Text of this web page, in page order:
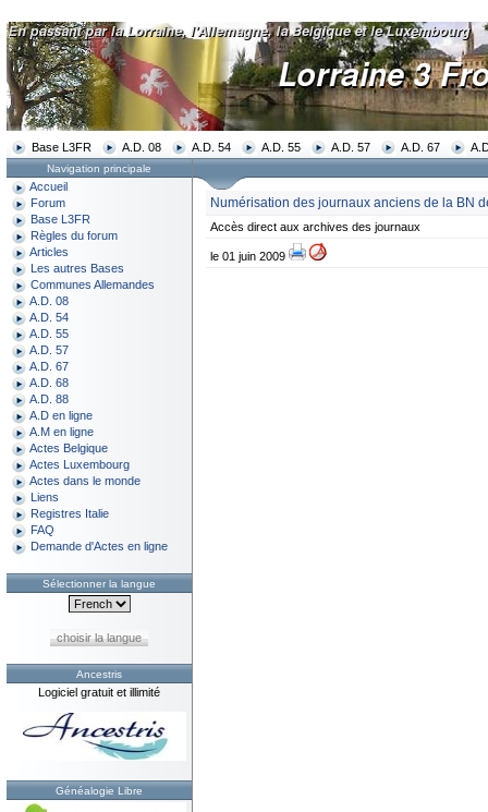
Base L3FR A.D. 08 A.D. 54 A.D. 55 A.D. 57 A.D. 67
Navigation principale
Accueil
Forum
Base L3FR
Règles du forum
Articles
Les autres Bases
Communes Allemandes
A.D. 08
A.D. 54
A.D. 55
A.D. 57
A.D. 67
A.D. 68
A.D. 88
A.D en ligne
A.M en ligne
Actes Belgique
Actes Luxembourg
Actes dans le monde
Liens
Registres Italie
FAQ
Demande d'Actes en ligne
Sélectionner la langue
choisir la langue
Ancestris
Logiciel gratuit et illimité
Généalogie Libre
Numérisation des journaux anciens de la BN
Accès direct aux archives des journaux
le 01 juin 2009